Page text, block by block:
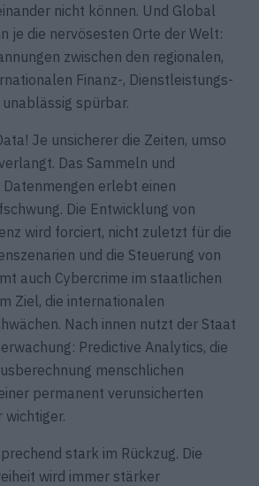
nicht können. Und Global
je die nervösesten Orte der Welt:
zwischen den regionalen,
Finanz-, Dienstleistungs-
spürbar.
Je unsicherer die Zeiten, umso
Das Sammeln und
erlebt einen
Die Entwicklung von
wird forciert, nicht zuletzt für die
und die Steuerung von
auch Cybercrime im staatlichen
Ziel, die internationalen
Nach innen nutzt der Staat
Predictive Analytics, die
menschlichen
permanent verunsicherten
stark im Rückzug. Die
wird immer stärker